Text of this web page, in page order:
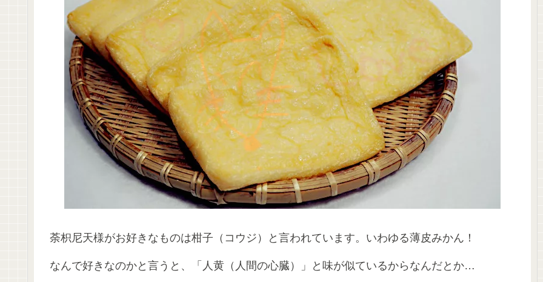
荼枳尼天様がお好きなものは柑子（コウジ）と言われています。いわゆる薄皮みかん！
なんで好きなのかと言うと、「人黄（人間の心臓）」と味が似ているからなんだとか…